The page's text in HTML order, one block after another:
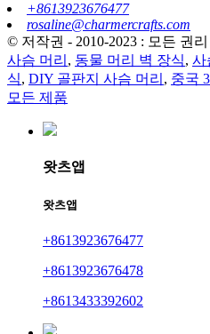
+8613923676477
rosaline@charmercrafts.com
© 저작권 - 2010-2023 : 모든 권
사슴 머리 , 동물 머리 벽 장식, 사
식, DIY 골판지 사슴 머리 , 중국
모든 제품
왓츠앱
왓츠앱
+8613923676477
+8613923676478
+8613433392602